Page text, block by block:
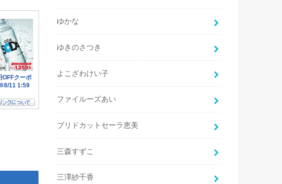
ゆかな
ゆきのさつき
よこざわけい子
ファイルーズあい
ブリドカットセーラ恵美
三森すずこ
三澤紗千香